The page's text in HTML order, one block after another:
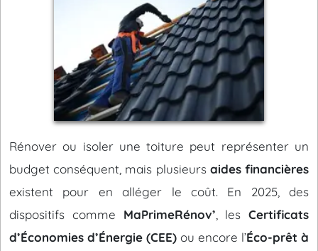
Rénover ou isoler une toiture peut représenter un
budget conséquent, mais plusieurs aides financières
existent pour en alléger le coût. En 2025, des
dispositifs comme MaPrimeRénov’ , les Certificats
d’Économies d’Énergie (CEE) ou encore l’Éco-prêt à